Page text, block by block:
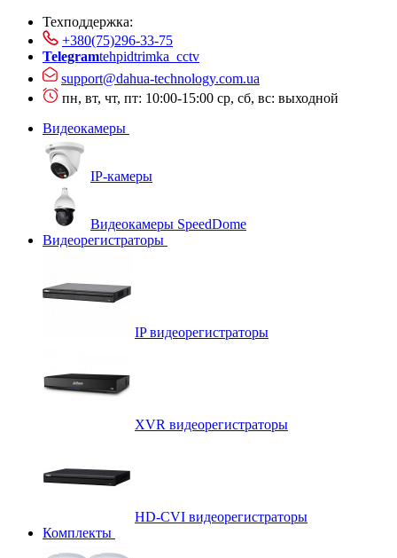
Техподдержка:
+380(75)296-33-75
Telegramtehpidtrimka_cctv
support@dahua-technology.com.ua
пн, вт, чт, пт: 10:00-15:00 ср, сб, вс: выходной
Видеокамеры
IP-камеры
Видеокамеры SpeedDome
Видеорегистраторы
IP видеорегистраторы
XVR видеорегистраторы
HD-CVI видеорегистраторы
Комплекты